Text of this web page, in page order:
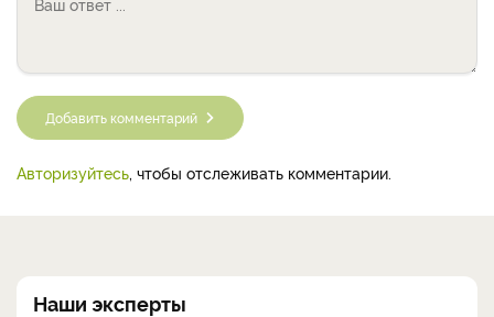
Добавить комментарий
Авторизуйтесь , чтобы отслеживать комментарии.
Наши эксперты